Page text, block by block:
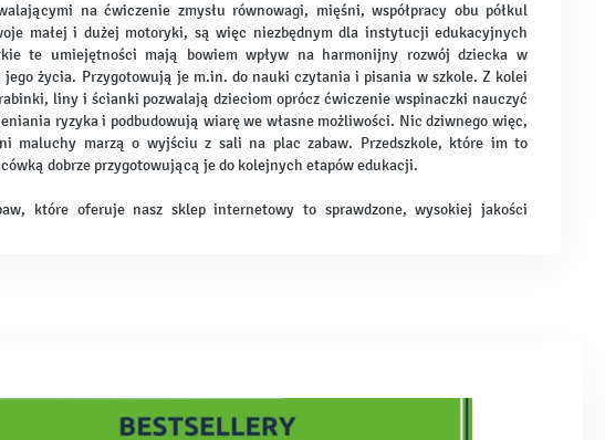
na ćwiczenie zmysłu równowagi, mięśni, współpracy obu półkul
małej i dużej motoryki, są więc niezbędnym dla instytucji edukacyjnych
te umiejętności mają bowiem wpływ na harmonijny rozwój dziecka w
jego życia. Przygotowują je m.in. do nauki czytania i pisania w szkole. Z kolei
liny i ścianki pozwalają dzieciom oprócz ćwiczenie wspinaczki nauczyć
ryzyka i podbudowują wiarę we własne możliwości. Nic dziwnego więc,
maluchy marzą o wyjściu z sali na plac zabaw. Przedszkole, które im to
dobrze przygotowującą je do kolejnych etapów edukacji.
które oferuje nasz sklep internetowy to sprawdzone, wysokiej jakości
Bambino są wykonane z materiałów o wyjątkowej trwałości i dostosowane do